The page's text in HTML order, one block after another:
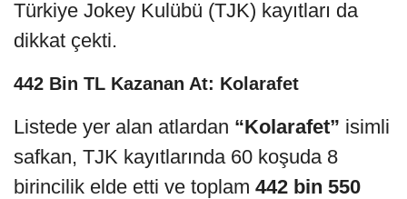
Türkiye Jokey Kulübü (TJK) kayıtları da
dikkat çekti.
442 Bin TL Kazanan At: Kolarafet
Listede yer alan atlardan “Kolarafet” isimli
safkan, TJK kayıtlarında 60 koşuda 8
birincilik elde etti ve toplam 442 bin 550